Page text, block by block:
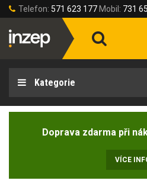
Telefon: 571 623 177 Mobil: 731
Kategorie
Doprava zdarma při
VÍCE